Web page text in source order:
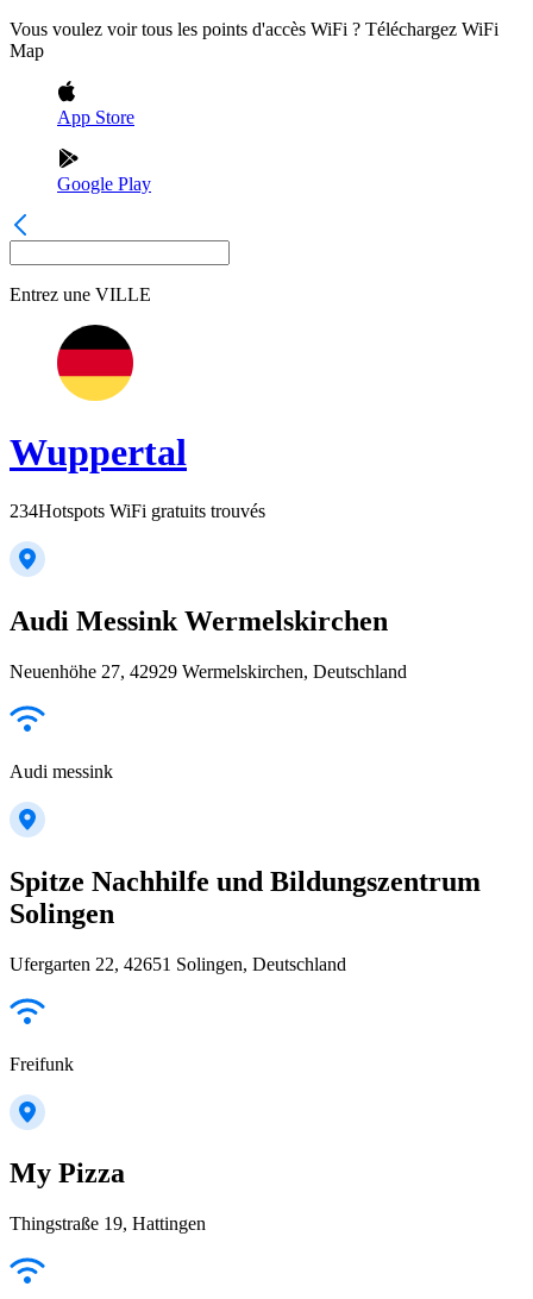
Vous voulez voir tous les points d'accès WiFi ? Téléchargez WiFi
Map
App Store
Google Play
Entrez une VILLE
Wuppertal
234Hotspots WiFi gratuits trouvés
Audi Messink Wermelskirchen
Neuenhöhe 27, 42929 Wermelskirchen, Deutschland
Audi messink
Spitze Nachhilfe und Bildungszentrum
Solingen
Ufergarten 22, 42651 Solingen, Deutschland
Freifunk
My Pizza
Thingstraße 19, Hattingen